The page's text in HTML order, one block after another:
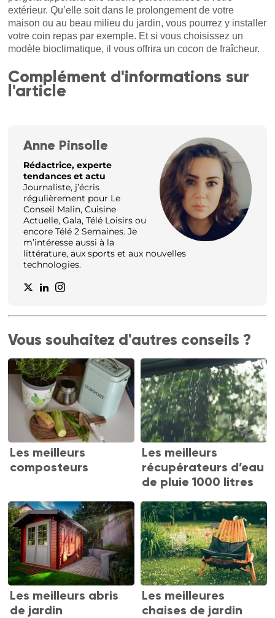
extérieur. Qu’elle soit dans le prolongement de votre
maison ou au beau milieu du jardin, vous pourrez y installer
votre coin repas par exemple. Et si vous choisissez un
modèle bioclimatique, il vous offrira un cocon de fraîcheur.
Complément d'informations sur
l'article
Anne Pinsolle
Rédactrice, experte
tendances et actu
Journaliste, j’écris
régulièrement pour Le
Conseil Malin, Cuisine
Actuelle, Gala, Télé Loisirs ou
encore Télé 2 Semaines. Je
m’intéresse aussi à la
littérature, aux sports et aux nouvelles
technologies.
Vous souhaitez d'autres conseils ?
Les meilleurs
composteurs
Les meilleurs
récupérateurs d’eau
de pluie 1000 litres
Les meilleurs abris
de jardin
Les meilleures
chaises de jardin